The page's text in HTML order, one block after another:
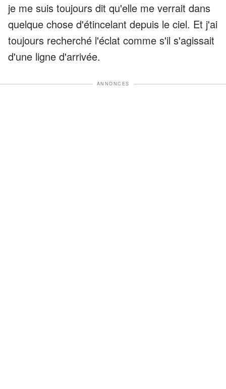
je me suis toujours dit qu'elle me verrait dans
quelque chose d'étincelant depuis le ciel. Et j'ai
toujours recherché l'éclat comme s'il s'agissait
d'une ligne d'arrivée.
ANNONCES